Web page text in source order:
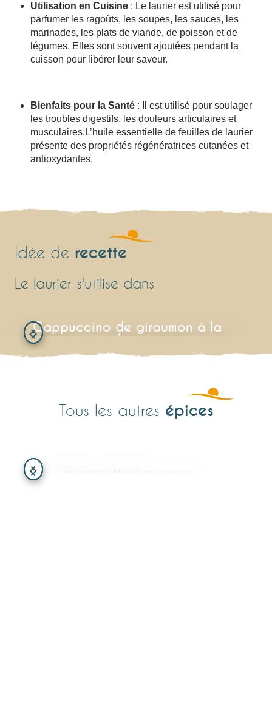
Utilisation en Cuisine : Le laurier est utilisé pour
parfumer les ragoûts, les soupes, les sauces, les
marinades, les plats de viande, de poisson et de
légumes. Elles sont souvent ajoutées pendant la
cuisson pour libérer leur saveur.
Bienfaits pour la Santé : Il est utilisé pour soulager
les troubles digestifs, les douleurs articulaires et
musculaires.L’huile essentielle de feuilles de laurier
présente des propriétés régénératrices cutanées et
antioxydantes.
Idée de recette
Le laurier s'utilise dans
Cappuccino de giraumon à la
cardamone
Tous les autres épices